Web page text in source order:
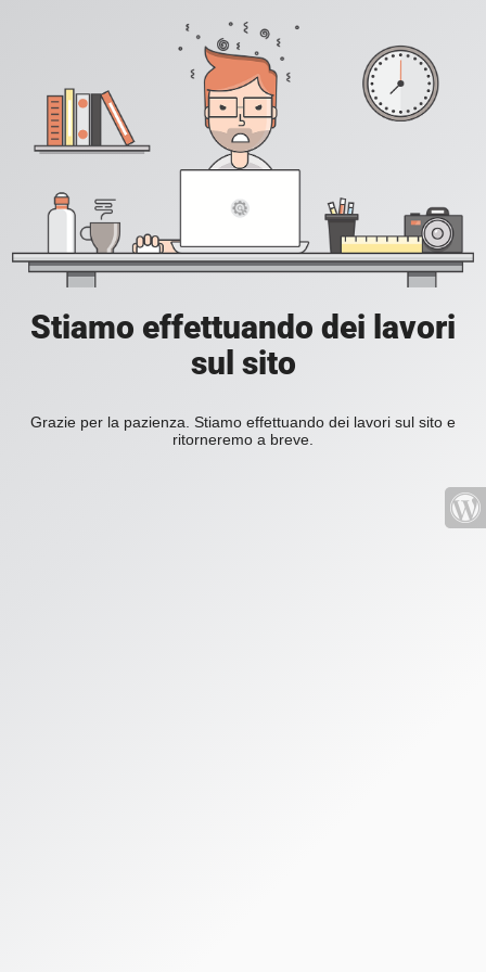
Stiamo effettuando dei lavori
sul sito
Grazie per la pazienza. Stiamo effettuando dei lavori sul sito e
ritorneremo a breve.